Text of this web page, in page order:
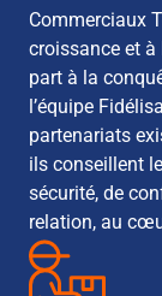
Commerciaux
croissance et à
part à la
l’équipe
partenariats
ils conseillent
sécurité, de
relation, au